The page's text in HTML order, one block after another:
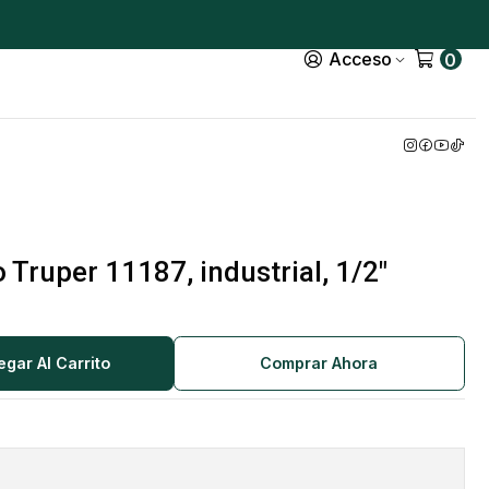
Acceso 0
Truper 11187, industrial, 1/2"
Al Carrito Comprar Ahora